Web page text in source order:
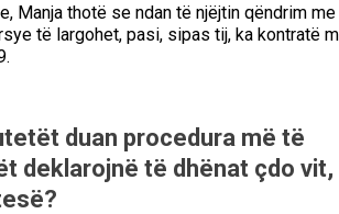
Manja thotë se ndan të njëjtin qëndrim me
të largohet, pasi, sipas tij, ka kontratë
duan procedura më të
deklarojnë të dhënat çdo vit,